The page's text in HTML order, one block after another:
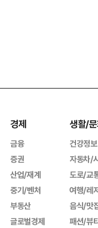
경제
금융
증권
산업/재계
중기/벤처
부동산
글로벌경제
생활/
건강정보
자동차/
도로/교
여행/레
음식/맛
패션/뷰